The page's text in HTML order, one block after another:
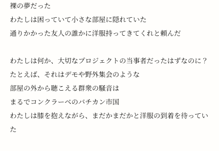
裸の夢だった
わたしは困っていて小さな部屋に隠れていた
通りかかった友人の誰かに洋服持ってきてくれと頼んだ
わたしは何か、大切なプロジェクトの当事者だったはずなのに？
たとえば、それはデモや野外集会のような
部屋の外から聴こえる群衆の騒音は
まるでコンクラーベのバチカン市国
わたしは膝を抱えながら、まだかまだかと洋服の到着を待ってい
た